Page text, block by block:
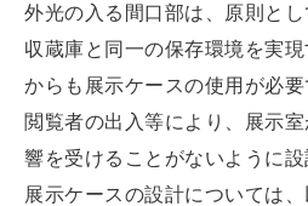
外光の入る間口部は、原則とし
収蔵庫と同一の保存環境を実
からも展示ケースの使用が必要
閲覧者の出入等により、展示
響を受けることがないように設
展示ケースの設計については